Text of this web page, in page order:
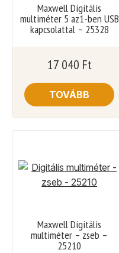
Maxwell Digitális
multiméter 5 az1-ben USB
kapcsolattal – 25328
17 040 Ft
TOVÁBB
Maxwell Digitális
multiméter – zseb –
25210